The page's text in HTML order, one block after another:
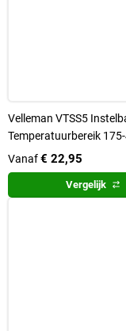
Velleman VTSS5
Temperatuurbereik 175-
Vanaf€ 22,95
Vergelijk